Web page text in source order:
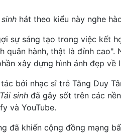
hát theo kiểu này nghe
sự sáng tạo trong việc kết
quân hành, thật là đỉnh
xây dựng hình ảnh đẹp
bởi nhạc sĩ trẻ Tăng Duy
Tái sinh đã gây sốt trên các
và YouTube.
đã khiến cộng đồng mạng